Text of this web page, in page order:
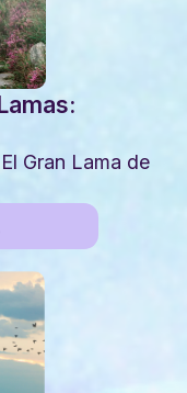
Gran Lama de